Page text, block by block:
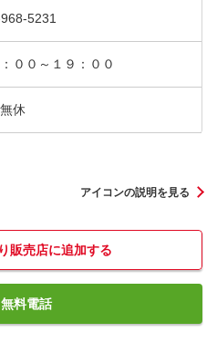
5231
００～１９：００
休
アイコンの説明を見る
販売店に追加する
無料電話